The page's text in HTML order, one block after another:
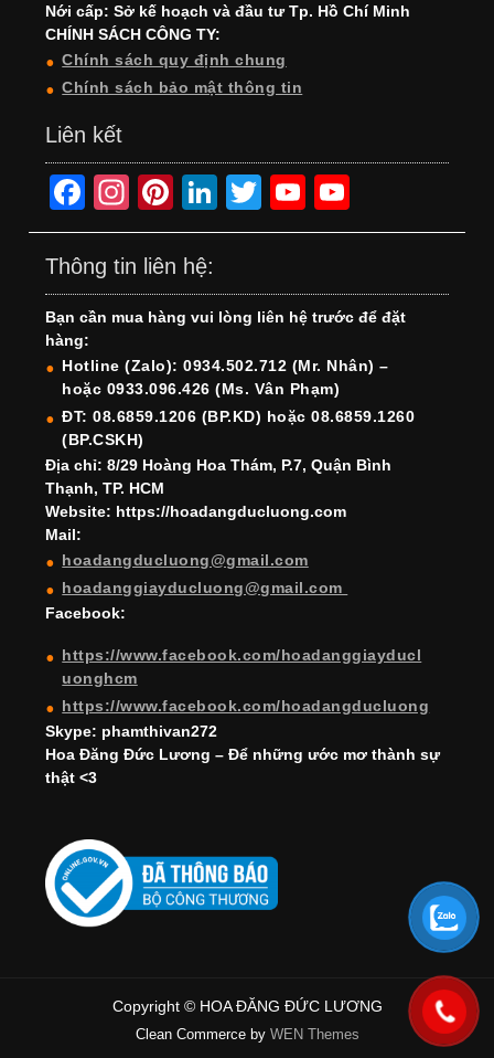
Nới cấp: Sở kế hoạch và đầu tư Tp. Hồ Chí Minh
CHÍNH SÁCH CÔNG TY:
Chính sách quy định chung
Chính sách bảo mật thông tin
Liên kết
F
a
c
e
b
o
o
k
In
st
a
gr
a
m
Pi
nt
er
e
st
Li
n
e
dI
n
T
wi
er
Y
o
T
u
b
e
o
T
u
b
e
h
Thông tin liên hệ:
Bạn cần mua hàng vui lòng liên hệ trước để đặt
hàng:
Hotline (Zalo): 0934.502.712 (Mr. Nhân) –
hoặc 0933.096.426 (Ms. Vân Phạm)
ĐT: 08.6859.1206 (BP.KD) hoặc 08.6859.1260
(BP.CSKH)
Địa chỉ: 8/29 Hoàng Hoa Thám, P.7, Quận Bình
Thạnh, TP. HCM
Website: https://hoadangducluong.com
Mail:
hoadangducluong@gmail.com
hoadanggiayducluong@gmail.com
Facebook:
https://www.facebook.com/hoadanggiayducl
uonghcm
https://www.facebook.com/hoadangducluong
Skype: phamthivan272
Hoa Đăng Đức Lương – Để những ước mơ thành sự
thật <3
Copyright © HOA ĐĂNG ĐỨC LƯƠNG
Clean Commerce by WEN Themes